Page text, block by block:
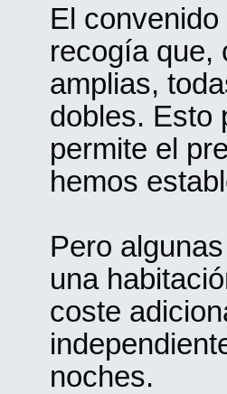
El
recogía que,
amplias,
dobles. Esto
permite el
hemos
Pero
una
coste
noches.